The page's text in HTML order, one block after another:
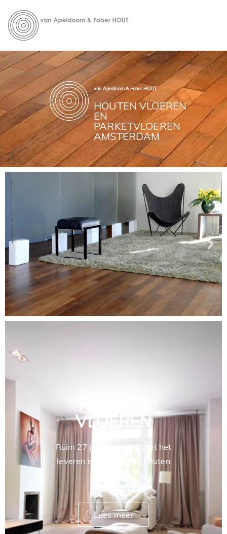
Apeldoor
n & Faber
van Apeldoorn & Faber HOUT
HOUTEN VLOEREN
EN
PARKETVLOEREN
AMSTERDAM
HOUTEN
VLOEREN
Ruim 27 jaar ervaring met het
leveren en leggen van houten
vloeren.
Lees meer